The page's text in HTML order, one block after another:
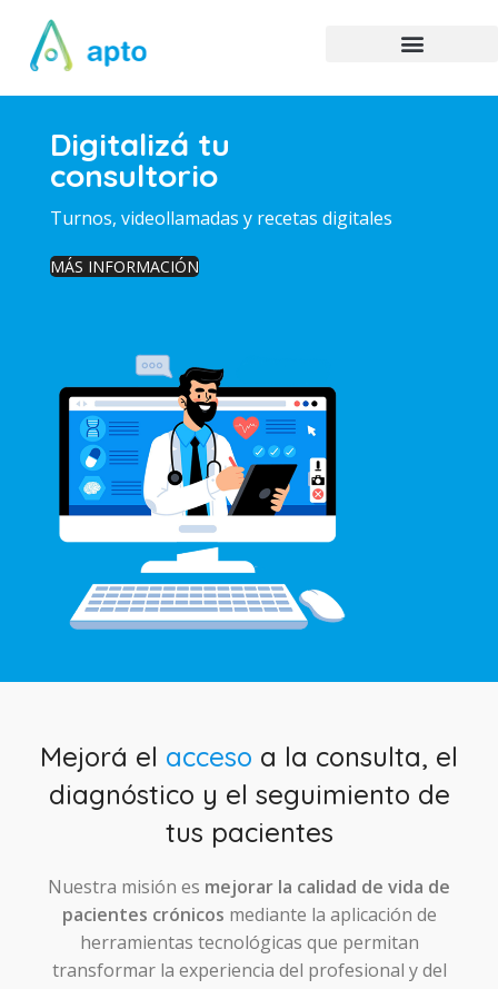
Digitalizá tu
consultorio
Turnos, videollamadas y recetas digitales
MÁS INFORMACIÓN
Mejorá el acceso a la consulta, el
diagnóstico y el seguimiento de
tus pacientes
Nuestra misión es mejorar la calidad de vida de
pacientes crónicos mediante la aplicación de
herramientas tecnológicas que permitan
transformar la experiencia del profesional y del